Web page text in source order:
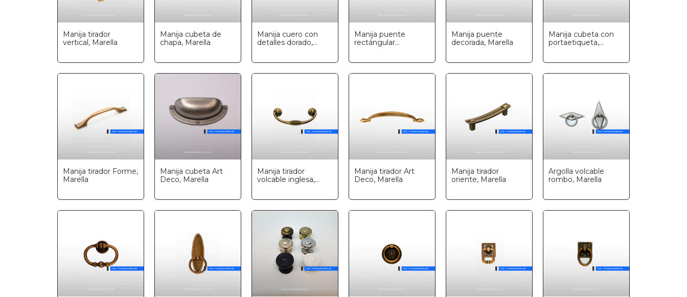
Manija tirador
vertical, Marella
Manija cubeta de
chapa, Marella
Manija cuero con
detalles dorado,
Manija puente
rectángular
Manija puente
decorada, Marella
Manija cubeta con
portaetiqueta,
Manija tirador Forme,
Marella
Manija cubeta Art
Deco, Marella
Manija tirador
volcable inglesa,
Manija tirador Art
Deco, Marella
Manija tirador
oriente, Marella
Argolla volcable
rombo, Marella